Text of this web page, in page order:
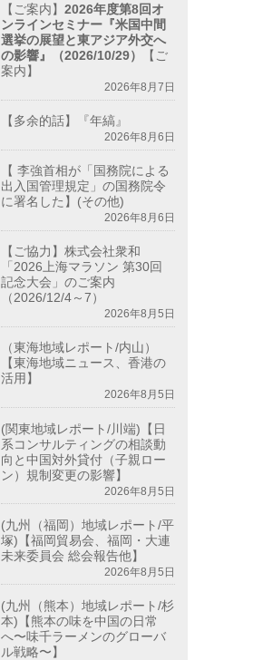
【ご案内】2026年度第8回オ
ンラインセミナー『米国中間
選挙の展望と東アジア外交へ
の影響』（2026/10/29）
【ご
案内】
2026年8月7日
【多余的話】『年縞』
2026年8月6日
【 李強首相が「国務院による
出入国管理規定」の国務院令
に署名した】(その他)
2026年8月6日
【ご協力】株式会社衆和
「2026上海マラソン 第30回
記念大会」のご案内
（2026/12/4～7）
2026年8月5日
（東海地域レポート/内山）
【東海地域ニュース、香港の
活用】
2026年8月5日
(関東地域レポート/川端)【日
系コンサルティングの相談動
向と中国対外貸付（子親ロー
ン）規制変更の影響】
2026年8月5日
(九州（福岡）地域レポート/平
塚)【福岡貿易会、福岡・大連
未来委員会 総会報告他】
2026年8月5日
(九州（熊本）地域レポート/杉
本)【熊本の味を中国の日常
へ〜味千ラーメンのグローバ
ル戦略〜】